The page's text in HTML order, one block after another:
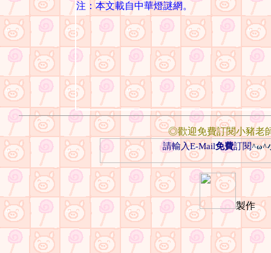
注：本文載自中華燈謎網。
◎歡迎免費訂閱小豬老
請輸入E-Mail免費訂閱^ω^
製作